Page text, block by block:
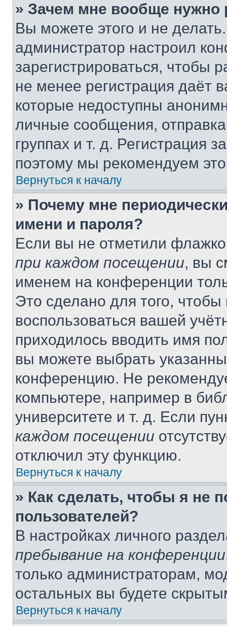
» Зачем мне вообще нужно
Вы можете этого и не
администратор настроил
зарегистрироваться, чтобы
не менее регистрация даёт
которые недоступны
личные сообщения,
группах и т. д. Регистрация
поэтому мы рекомендуем
Вернуться к началу
» Почему мне
имени и пароля?
Если вы не отметили
при каждом посещении, вы
именем на конференции
Это сделано для того, чтобы
воспользоваться вашей
приходилось вводить имя
вы можете выбрать
конференцию. Не
компьютере, например в
университете и т. д. Если
каждом посещении
отключил эту функцию.
Вернуться к началу
» Как сделать, чтобы я не
пользователей?
В настройках личного
пребывание на конференции
только администраторам,
остальных вы будете
Вернуться к началу